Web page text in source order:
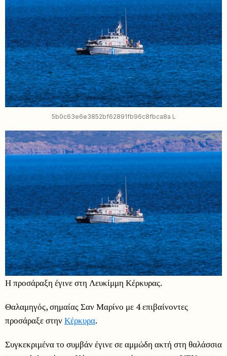
5b0c63e6e3852bf62891fb96c8fbca8a L
Η προσάραξη έγινε στη Λευκίμμη Κέρκυρας.
Θαλαμηγός, σημαίας Σαν Μαρίνο με 4 επιβαίνοντες
προσάραξε στηνΚέρκυρα.
Συγκεκριμένα το συμβάν έγινε σε αμμώδη ακτή στη θαλάσσια